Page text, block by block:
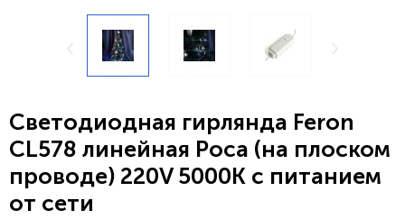
Светодиодная гирлянда Feron
CL578 линейная Роса (на плоском
проводе) 220V 5000К c питанием
от сети